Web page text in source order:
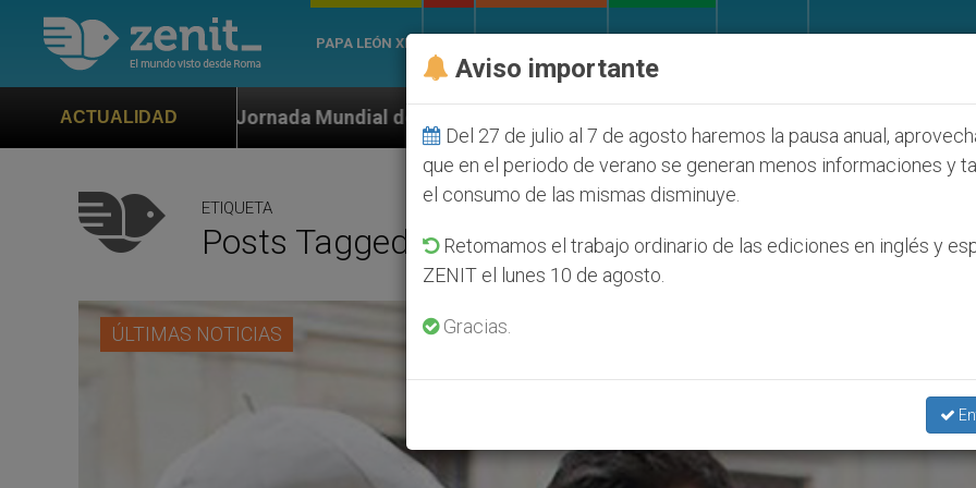
PAPA LEÓN XIV
ACTUALIDAD
Mundial de la Juventud Seúl 2027 ONU se pronuncia ante caso de obispo católico
ETIQUETA
Posts Tagged ‘compañeros’
ÚLTIMAS NOTICIAS
Aviso importante
Del 27 de julio al 7 de agosto haremos la pausa anual,
que en el periodo de verano se generan menos informaciones y
el consumo de las mismas disminuye.
Retomamos el trabajo ordinario de las ediciones en inglés y
ZENIT el lunes 10 de agosto.
Gracias.